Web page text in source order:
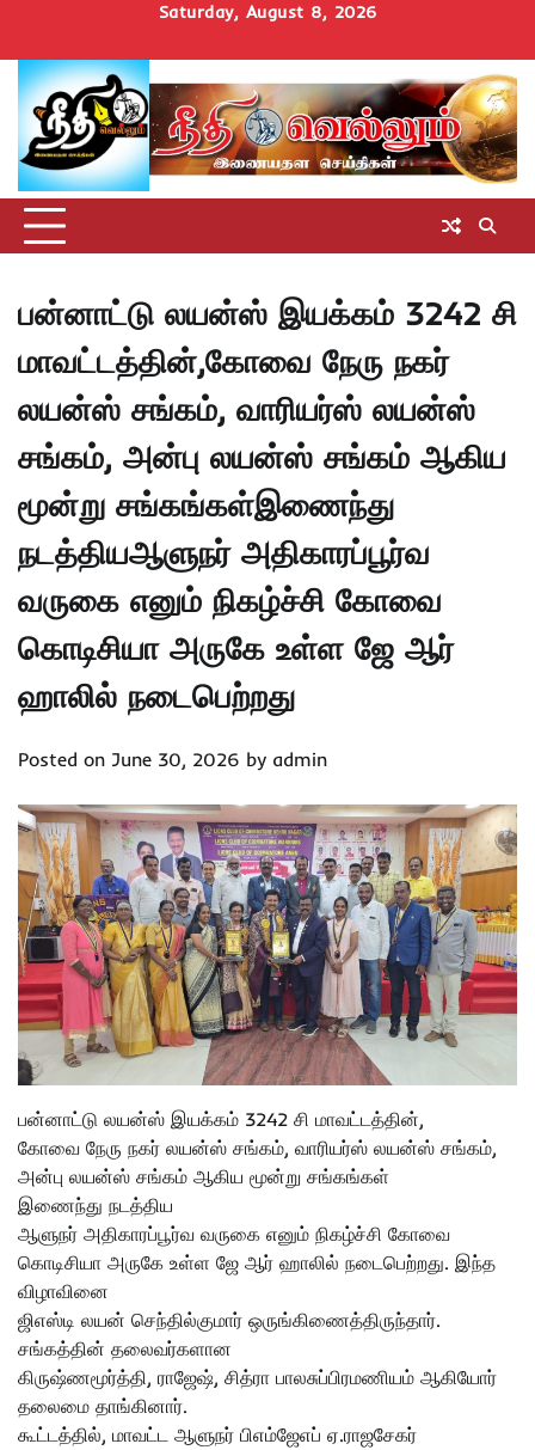
content
Saturday, August 8, 2026
Homeசெய்திகள்
தமிழ்நாடுமாவட்டச்செய்திகள்
அரசியல்ஆன்மிகம்
சட்டம்
அறிவோம்
சினிமாUncategorized
பன்னாட்டு லயன்ஸ் இயக்கம் 3242 சி
மாவட்டத்தின்,கோவை நேரு நகர்
லயன்ஸ் சங்கம், வாரியர்ஸ் லயன்ஸ்
சங்கம், அன்பு லயன்ஸ் சங்கம் ஆகிய
மூன்று சங்கங்கள்இணைந்து
நடத்தியஆளுநர் அதிகாரப்பூர்வ
வருகை எனும் நிகழ்ச்சி கோவை
கொடிசியா அருகே உள்ள ஜே ஆர்
ஹாலில் நடைபெற்றது
Posted on June 30, 2026 by admin
பன்னாட்டு லயன்ஸ் இயக்கம் 3242 சி மாவட்டத்தின்,
கோவை நேரு நகர் லயன்ஸ் சங்கம், வாரியர்ஸ் லயன்ஸ் சங்கம்,
அன்பு லயன்ஸ் சங்கம் ஆகிய மூன்று சங்கங்கள்
இணைந்து நடத்திய
ஆளுநர் அதிகாரப்பூர்வ வருகை எனும் நிகழ்ச்சி கோவை
கொடிசியா அருகே உள்ள ஜே ஆர் ஹாலில் நடைபெற்றது. இந்த
விழாவினை
ஜிஎஸ்டி லயன் செந்தில்குமார் ஒருங்கிணைத்திருந்தார்.
சங்கத்தின் தலைவர்களான
கிருஷ்ணமூர்த்தி, ராஜேஷ், சித்ரா பாலசுப்பிரமணியம் ஆகியோர்
தலைமை தாங்கினார்.
கூட்டத்தில், மாவட்ட ஆளுநர் பிஎம்ஜேஎப் ஏ.ராஜசேகர்